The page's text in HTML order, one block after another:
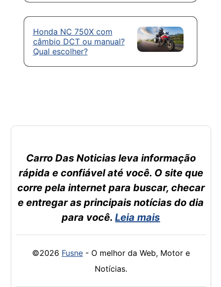
Honda NC 750X com
câmbio DCT ou manual?
Qual escolher?
Carro Das Noticias leva informação
rápida e confiável até você. O site que
corre pela internet para buscar, checar
e entregar as principais notícias do dia
para você.Leia mais
©2026 Fusne- O melhor da Web, Motor e
Notícias.